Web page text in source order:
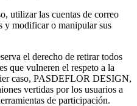
utilizar las cuentas de correo
y modificar o manipular sus
el derecho de retirar todos
que vulneren el respeto a la
caso, PASDEFLOR DESIGN,
vertidas por los usuarios a
de participación.